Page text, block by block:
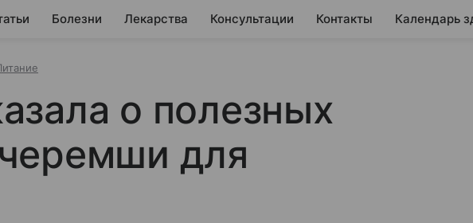
Болезни Лекарства Консультации Контакты Календарь
о полезных
для